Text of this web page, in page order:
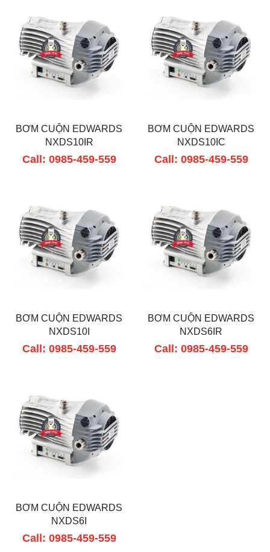
BƠM CUỘN EDWARDS
NXDS10IR
Call: 0985-459-559
BƠM CUỘN EDWARDS
NXDS10IC
Call: 0985-459-559
BƠM CUỘN EDWARDS
NXDS10I
Call: 0985-459-559
BƠM CUỘN EDWARDS
NXDS6IR
Call: 0985-459-559
BƠM CUỘN EDWARDS
NXDS6I
Call: 0985-459-559